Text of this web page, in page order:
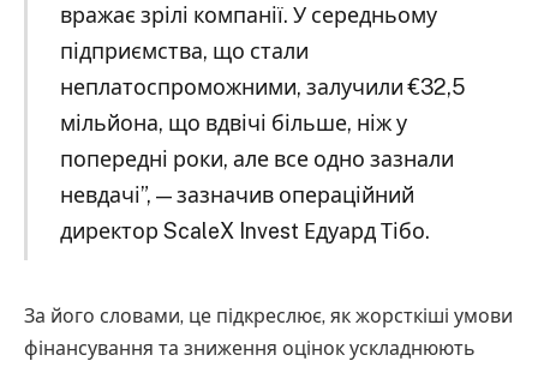
вражає зрілі компанії. У середньому
підприємства, що стали
неплатоспроможними, залучили €32,5
мільйона, що вдвічі більше, ніж у
попередні роки, але все одно зазнали
невдачі”, — зазначив операційний
директор ScaleX Invest Едуард Тібо.
За його словами, це підкреслює, як жорсткіші умови
фінансування та зниження оцінок ускладнюють